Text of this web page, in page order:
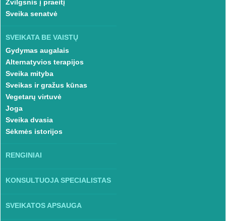
Žvilgsnis į praeitį
Sveika senatvė
SVEIKATA BE VAISTŲ
Gydymas augalais
Alternatyvios terapijos
Sveika mityba
Sveikas ir gražus kūnas
Vegetarų virtuvė
Joga
Sveika dvasia
Sėkmės istorijos
RENGINIAI
KONSULTUOJA SPECIALISTAS
SVEIKATOS APSAUGA